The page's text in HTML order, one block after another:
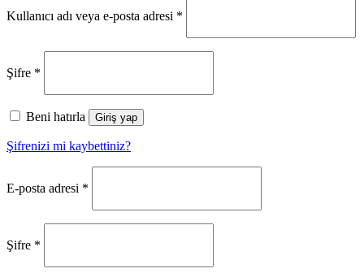
Kullanıcı adı veya e-posta adresi *
Şifre *
Beni hatırla Giriş yap
Şifrenizi mi kaybettiniz?
E-posta adresi *
Şifre *